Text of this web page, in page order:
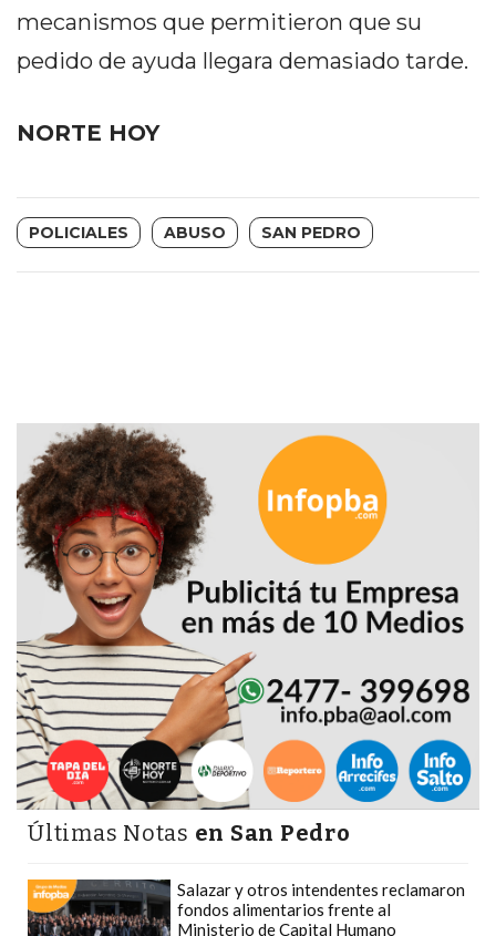
PROTEIN
COMPRAR
MEJOR
GIMNASIO
DE
SUPLEMENTOS
DEPORTIVOS
EN
PERGAMINO:
DÓNDE
COMPRAR
PROTEÍNA,
CREATINA
Y
PRE
ENTRENO
CON
ASESORAMIENTO
PROFESIONAL
QUÉ
CHANGUITO.COM.AR
Y
mecanismos que permitieron que su
pedido de ayuda llegara demasiado tarde.
NORTE HOY
POLICIALES ABUSO SAN PEDRO
Últimas Notas en San Pedro
Salazar y otros intendentes reclamaron
fondos alimentarios frente al
Ministerio de Capital Humano